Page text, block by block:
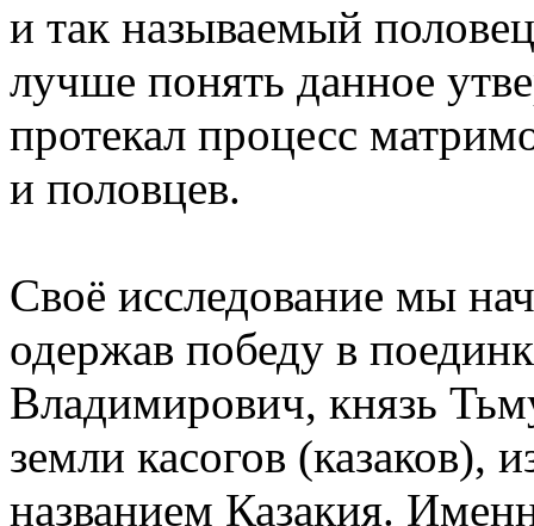
и так называемый
лучше понять данное
протекал процесс
и половцев.
Своё исследование мы
одержав победу в
Владимирович, князь
земли касогов (казаков),
названием Казакия.